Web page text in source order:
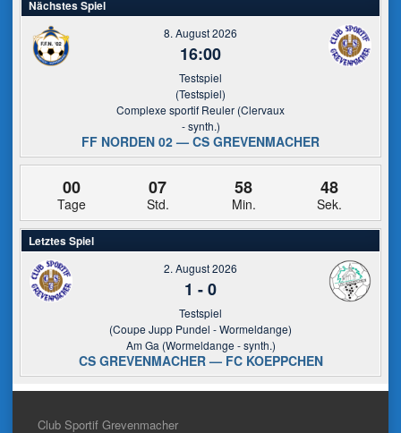
Nächstes Spiel
8. August 2026
16:00
Testspiel
(Testspiel)
Complexe sportif Reuler (Clervaux
- synth.)
FF NORDEN 02 — CS GREVENMACHER
00
Tage
07
Std.
58
Min.
48
Sek.
Letztes Spiel
2. August 2026
1 -0
Testspiel
(Coupe Jupp Pundel - Wormeldange)
Am Ga (Wormeldange - synth.)
CS GREVENMACHER — FC KOEPPCHEN
Club Sportif Grevenmacher